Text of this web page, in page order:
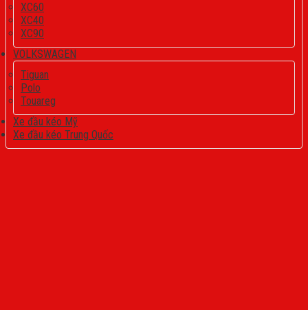
XC60
XC40
XC90
VOLKSWAGEN
Tiguan
Polo
Touareg
Xe đầu kéo Mỹ
Xe đầu kéo Trung Quốc